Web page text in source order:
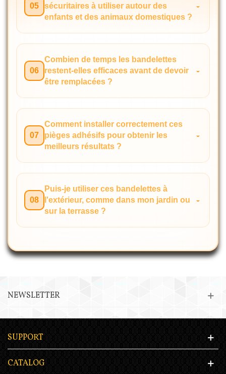
05
sécuritaires à utiliser autour des
enfants et des animaux domestiques ?
06
Combien de temps les bandelettes
restent-elles efficaces avant de devoir
être remplacées ?
07
Comment installer correctement ces
pièges adhésifs pour obtenir les
meilleurs résultats ?
08
Puis-je utiliser ces bandelettes à
l'extérieur, comme dans mon jardin ou
sur la terrasse ?
NEWSLETTER
SUPPORT
CATALOG